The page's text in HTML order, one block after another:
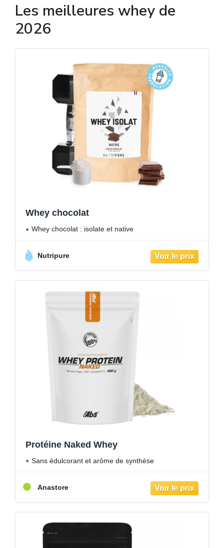
Les meilleures whey de
2026
Whey chocolat
Whey chocolat : isolate et native
Nutripure
Protéine Naked Whey
Sans édulcorant et arôme de synthèse
Anastore